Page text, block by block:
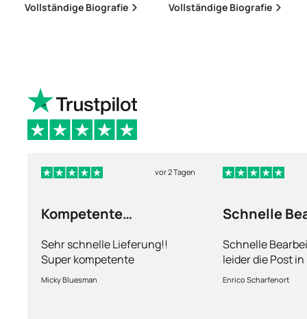
Vollständige Biografie Vollständige Biografie
vor 2 Tagen
Kompetente
Sehr schnelle Lieferung!!
Super kompetente
Abhandlung!
Micky Bluesman
Schnelle
Schnelle
leider die Post
kriegt es nicht
Enrico Scharfenort